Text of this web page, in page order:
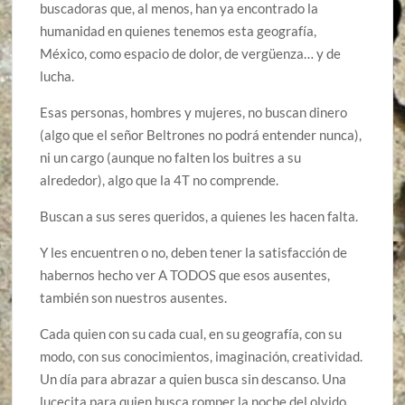
buscadoras que, al menos, han ya encontrado la
humanidad en quienes tenemos esta geografía,
México, como espacio de dolor, de vergüenza… y de
lucha.
Esas personas, hombres y mujeres, no buscan dinero
(algo que el señor Beltrones no podrá entender nunca),
ni un cargo (aunque no falten los buitres a su
alrededor), algo que la 4T no comprende.
Buscan a sus seres queridos, a quienes les hacen falta.
Y les encuentren o no, deben tener la satisfacción de
habernos hecho ver A TODOS que esos ausentes,
también son nuestros ausentes.
Cada quien con su cada cual, en su geografía, con su
modo, con sus conocimientos, imaginación, creatividad.
Un día para abrazar a quien busca sin descanso. Una
lucecita para quien busca romper la noche del olvido.